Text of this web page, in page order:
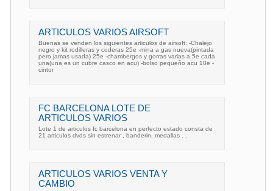
ARTICULOS VARIOS AIRSOFT
Buenas se venden los siguientes articulos de airsoft: -Chalejo
negro y kit rodilleras y coderas 25e -mina a gas nueva(pintada
pero jamas usada) 25e -chambergos y gorras varias a 5e cada
una(una es un cubre casco en acu) -bolso pequeño acu 10e -
cintur
FC BARCELONA LOTE DE
ARTICULOS VARIOS
Lote 1 de articulos fc barcelona en perfecto estado consta de
21 articulos dvds sin estrenar , banderin, medallas . .
ARTICULOS VARIOS VENTA Y
CAMBIO